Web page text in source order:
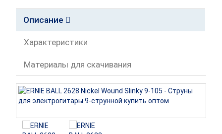
Описание
Характеристики
Материалы для скачивания